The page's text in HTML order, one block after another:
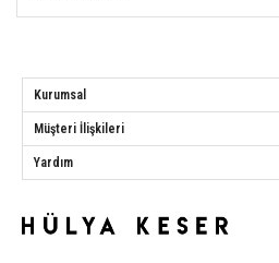
Kurumsal
Müşteri İlişkileri
Yardım
Address:Başakşehir Mah. Ali Rıza
Seyrantepe Caddesi A1 Blok No: 4/1 Dükkanlar